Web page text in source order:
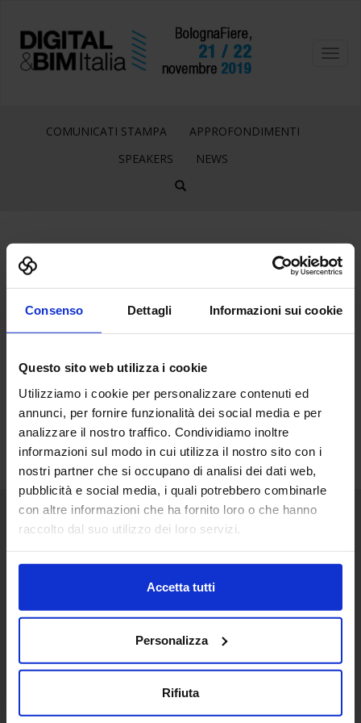
Consenso Dettagli Informazioni sui cookie
Questo sito web utilizza i cookie
Utilizziamo i cookie per personalizzare contenuti ed
annunci, per fornire funzionalità dei social media e per
analizzare il nostro traffico. Condividiamo inoltre
informazioni sul modo in cui utilizza il nostro sito con i
nostri partner che si occupano di analisi dei dati web,
pubblicità e social media, i quali potrebbero combinarle
con altre informazioni che ha fornito loro o che hanno
raccolto dal suo utilizzo dei loro servizi.
Accetta tutti
Personalizza
Rifiuta
COMUNICATI STAMPA
APPROFONDIMENTI
SPEAKERS
NEWS
LOGO_90GEOMETRA
+ 39 051.325511
+ 39 02.332039460
Progetto e direzione